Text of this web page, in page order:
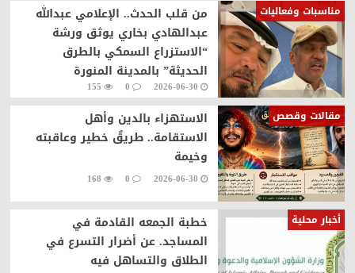
مناسبات وفعاليات
من قلب الحدث.. الإعلامي عبدالله
عبدالهادي بخاري يوثق ورشة
“الاستزراع السمكي بالطرق
الحديثة” بالمدينة المنورة
2026-06-30
0
155
مقالات وقصص
الاستهزاء بالدين وأهل
الاستقامة.. طريقٌ خطير وعاقبته
وخيمة
2026-06-30
0
168
أخبار محلية
خطبة الجمعه القادمة في
المساجد. عن أضرار التسرع في
الطلاق والتساهل فيه